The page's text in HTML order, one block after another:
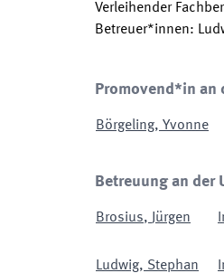
Verleihender
Betreuer*innen:
Promovend*in
Börgeling, Yvonne
Betreuung an
Brosius, Jürgen
Ludwig, Stephan